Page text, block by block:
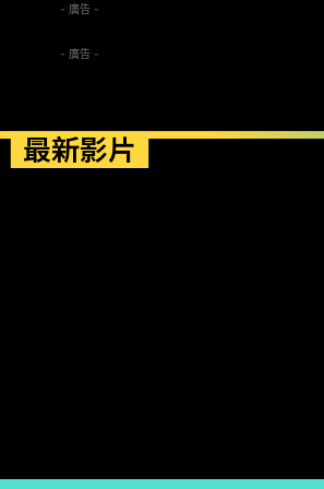
- 廣告 -
- 廣告 -
最新影片